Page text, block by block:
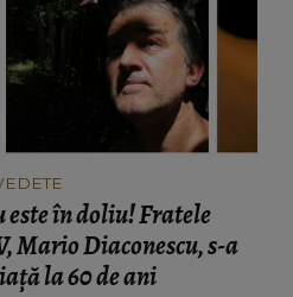
este în doliu! Fratele
Mario Diaconescu, s-a
la 60 de ani